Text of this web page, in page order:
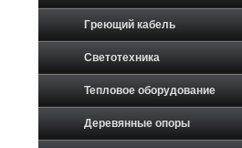
Греющий кабель
Светотехника
Тепловое оборудование
Деревянные опоры